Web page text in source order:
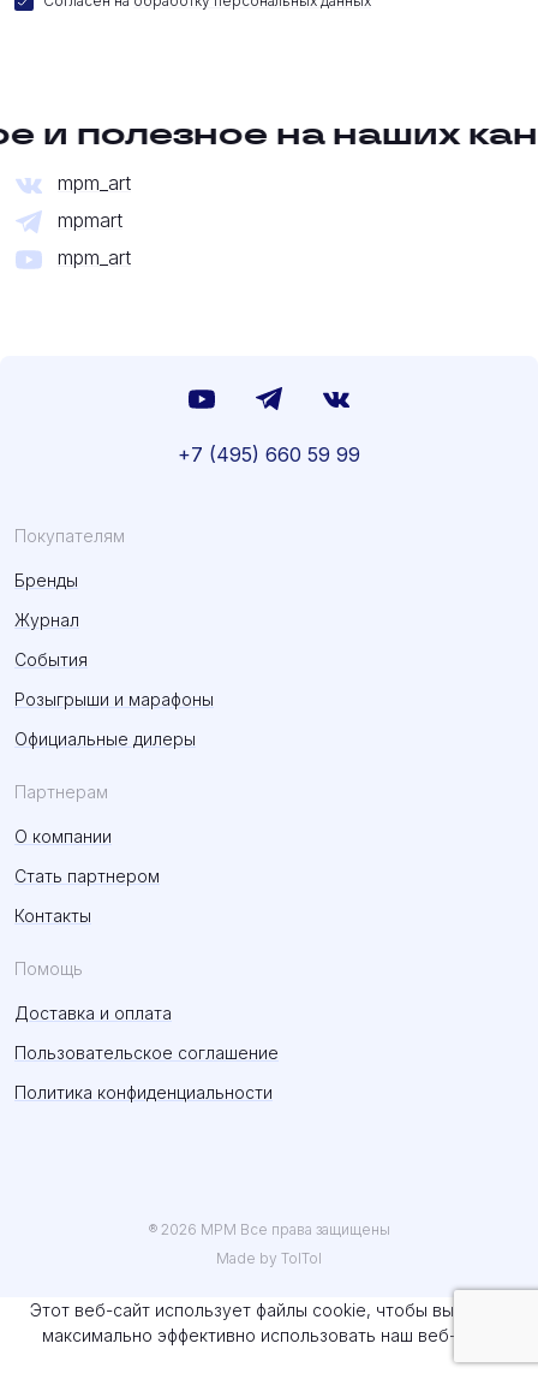
на наших каналах
mpm_art
mpmart
mpm_art
Покупателям
Бренды
Журнал
События
Розыгрыши и марафоны
Официальные дилеры
Партнерам
О компании
Стать партнером
Контакты
Помощь
Доставка и оплата
Пользовательское соглашение
Политика конфиденциальности
+7 (495) 660 59 99
® 2026 MPM Все права защищены
Made by TolTol
Этот веб-сайт использует файлы cookie, чтобы вы могли
максимально эффективно использовать наш веб-сайт.